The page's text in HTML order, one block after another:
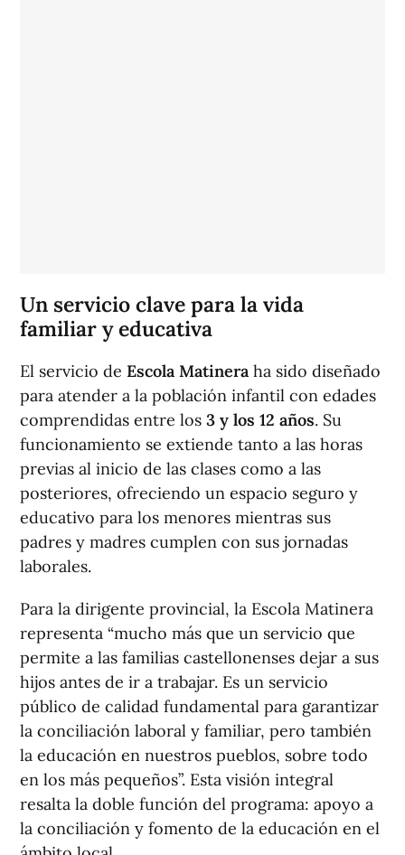
Un servicio clave para la vida
familiar y educativa
El servicio de Escola Matinera ha sido diseñado
para atender a la población infantil con edades
comprendidas entre los 3 y los 12 años. Su
funcionamiento se extiende tanto a las horas
previas al inicio de las clases como a las
posteriores, ofreciendo un espacio seguro y
educativo para los menores mientras sus
padres y madres cumplen con sus jornadas
laborales.
Para la dirigente provincial, la Escola Matinera
representa “mucho más que un servicio que
permite a las familias castellonenses dejar a sus
hijos antes de ir a trabajar. Es un servicio
público de calidad fundamental para garantizar
la conciliación laboral y familiar, pero también
la educación en nuestros pueblos, sobre todo
en los más pequeños”. Esta visión integral
resalta la doble función del programa: apoyo a
la conciliación y fomento de la educación en el